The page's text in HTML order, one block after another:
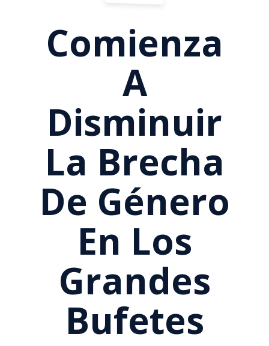
Comienza
A
Disminuir
La Brecha
De Género
En Los
Grandes
Bufetes